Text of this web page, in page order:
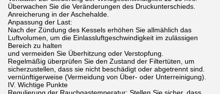
Überwachen Sie die Veränderungen des Druckunterschieds.
Anreicherung in der Aschehalde.
Anpassung der Last:
Nach der Zündung des Kessels erhöhen Sie allmählich das
Luftvolumen, um die Einlassluftgeschwindigkeit im zulässigen
Bereich zu halten
und vermeiden Sie Überhitzung oder Verstopfung.
Regelmäßig überprüfen Sie den Zustand der Filtertüten, um
sicherzustellen, dass sie nicht beschädigt oder abgetrennt sind.
vernünftigerweise (Vermeidung von Über- oder Unterreinigung).
IV. Wichtige Punkte